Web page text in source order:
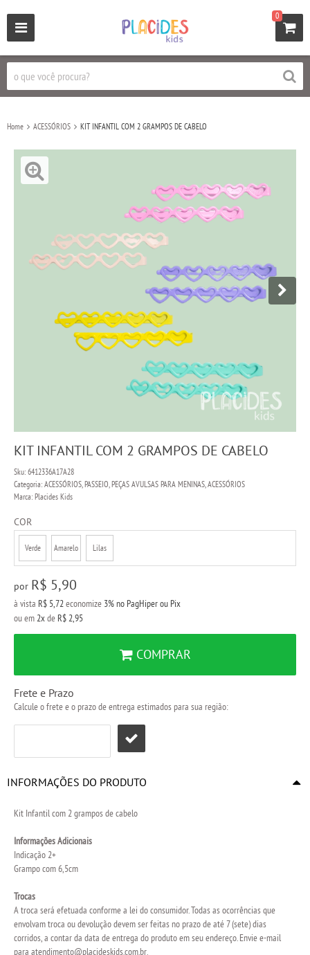
0
Home ACESSÓRIOS KIT INFANTIL COM 2 GRAMPOS DE CABELO
KIT INFANTIL COM 2 GRAMPOS DE CABELO
Sku: 6412336A17A28
Categoria: ACESSÓRIOS,PASSEIO,PEÇAS AVULSAS PARA MENINAS,ACESSÓRIOS
Marca: Placides Kids
COR
Verde Amarelo Lilas
por R$ 5,90
à vista R$ 5,72economize 3%no PagHiper ou Pix
ou em2xde R$ 2,95
COMPRAR
Frete e Prazo
Calcule o frete e o prazo de entrega estimados para sua região:
INFORMAÇÕES DO PRODUTO
Kit Infantil com 2 grampos de cabelo
Informações Adicionais
Indicação 2+
Grampo com 6,5cm
Trocas
A troca será efetuada conforme a lei do consumidor. Todas as ocorrências que
envolvam troca ou devolução devem ser feitas no prazo de até 7 (sete) dias
corridos, a contar da data de entrega do produto em seu endereço. Envie e-mail
para atendimento@placideskids.com.br.